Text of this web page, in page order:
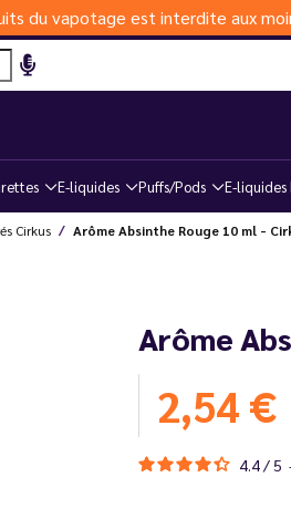
du vapotage est interdite aux
E-liquides Puffs/Pods E-liquides
Cirkus Arôme Absinthe Rouge 10 ml -
Arôme
2,54 €
4.4/ 5